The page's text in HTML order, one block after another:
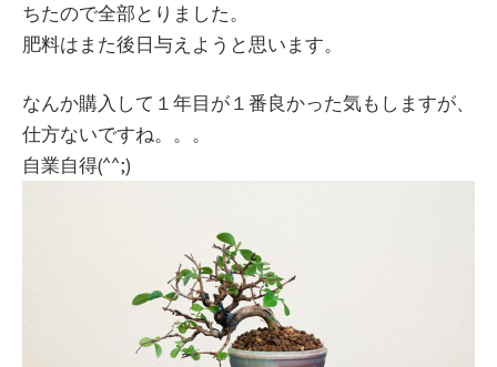
ちたので全部とりました。
肥料はまた後日与えようと思います。
なんか購入して１年目が１番良かった気もしますが、
仕方ないですね。。。
自業自得(^^;)